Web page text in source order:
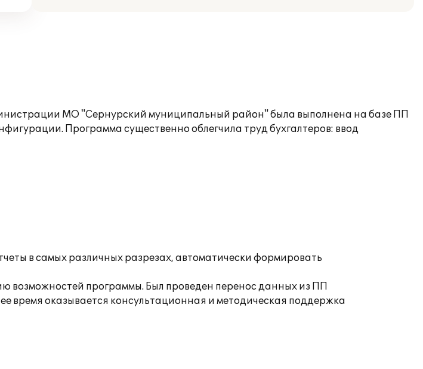
МО "Сернурский муниципальный район" была выполнена на базе ПП
Программа существенно облегчила труд бухгалтеров: ввод
в самых различных разрезах, автоматически формировать
программы. Был проведен перенос данных из ПП
время оказывается консультационная и методическая поддержка